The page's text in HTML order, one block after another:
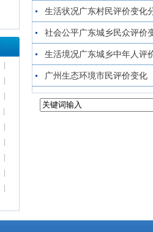
生活状况广东村民评价变化
社会公平广东城乡民众评价
生活境况广东城乡中年人评
广州生态环境市民评价变化